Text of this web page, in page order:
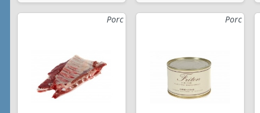
Porc Porc